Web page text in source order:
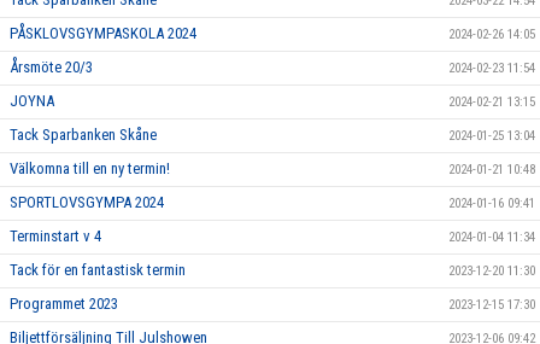
PÅSKLOVSGYMPASKOLA 2024 2024-02-26 14:05
Årsmöte 20/3 2024-02-23 11:54
JOYNA 2024-02-21 13:15
Tack Sparbanken Skåne 2024-01-25 13:04
Välkomna till en ny termin! 2024-01-21 10:48
SPORTLOVSGYMPA 2024 2024-01-16 09:41
Terminstart v 4 2024-01-04 11:34
Tack för en fantastisk termin 2023-12-20 11:30
Programmet 2023 2023-12-15 17:30
Biljettförsäljning Till Julshowen 2023-12-06 09:42